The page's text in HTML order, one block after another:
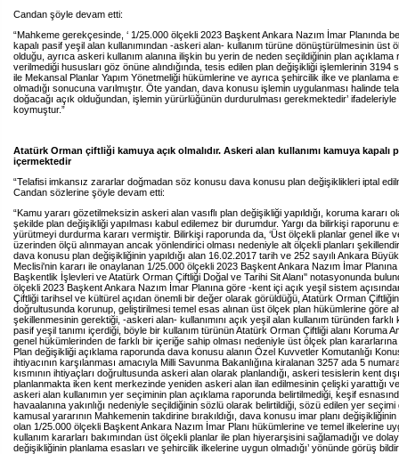
Candan şöyle devam etti:
“Mahkeme gerekçesinde, ‘ 1/25.000 ölçekli 2023 Başkent Ankara Nazım İmar Planında
kapalı pasif yeşil alan kullanımından -askeri alan- kullanım türüne dönüştürülmesinin üst
olduğu, ayrıca askeri kullanım alanına ilişkin bu yerin de neden seçildiğinin plan
verilmediği hususları göz önüne alındığında, tesis edilen plan değişikliği işlemlerinin 3194
ile Mekansal Planlar Yapım Yönetmeliği hükümlerine ve ayrıca şehircilik ilke ve planlama
olmadığı sonucuna varılmıştır. Öte yandan, dava konusu işlemin uygulanması halinde
doğacağı açık olduğundan, işlemin yürürlüğünün durdurulması gerekmektedir’
koymuştur.”
Atatürk Orman çiftliği kamuya açık olmalıdır. Askeri alan kullanımı kamuya kapalı
içermektedir
“Telafisi imkansız zararlar doğmadan söz konusu dava konusu plan değişiklikleri iptal
Candan sözlerine şöyle devam etti:
“Kamu yararı gözetilmeksizin askeri alan vasıflı plan değişikliği yapıldığı, koruma kararı
şekilde plan değişikliği yapılması kabul edilemez bir durumdur. Yargı da bilirkişi raporunu
yürütmeyi durdurma kararı vermiştir. Bilirkişi raporunda da, ‘Üst ölçekli planlar genel ilke
üzerinden ölçü alınmayan ancak yönlendirici olması nedeniyle alt ölçekli planları
dava konusu plan değişikliğinin yapıldığı alan 16.02.2017 tarih ve 252 sayılı Ankara
Meclisi'nin kararı ile onaylanan 1/25.000 ölçekli 2023 Başkent Ankara Nazım İmar
Başkentlik İşlevleri ve Atatürk Orman Çiftliği Doğal ve Tarihi Sit Alanı'' notasyonunda
ölçekli 2023 Başkent Ankara Nazım İmar Planına göre -kent içi açık yeşil sistem
Çiftliği tarihsel ve kültürel açıdan önemli bir değer olarak görüldüğü, Atatürk Orman
doğrultusunda korunup, geliştirilmesi temel esas alınan üst ölçek plan hükümlerine göre
şekillenmesinin gerektiği, -askeri alan- kullanımını açık yeşil alan kullanım türünden farklı
pasif yeşil tanımı içerdiği, böyle bir kullanım türünün Atatürk Orman Çiftliği alanı Koruma
genel hükümlerinden de farklı bir içeriğe sahip olması nedeniyle üst ölçek plan kararlarına
Plan değişikliği açıklama raporunda dava konusu alanın Özel Kuvvetler Komutanlığı
ihtiyacının karşılanması amacıyla Milli Savunma Bakanlığına kiralanan 3257 ada 5
kısmının ihtiyaçları doğrultusunda askeri alan olarak planlandığı, askeri tesislerin kent
planlanmakta iken kent merkezinde yeniden askeri alan ilan edilmesinin çelişki yarattığı
askeri alan kullanımın yer seçiminin plan açıklama raporunda belirtilmediği, keşif
havaalanına yakınlığı nedeniyle seçildiğinin sözlü olarak belirtildiği, sözü edilen yer
kamusal yararının Mahkemenin takdirine bırakıldığı, dava konusu imar planı
olan 1/25.000 ölçekli Başkent Ankara Nazım İmar Planı hükümlerine ve temel ilkelerine
kullanım kararları bakımından üst ölçekli planlar ile plan hiyerarşisini sağlamadığı ve
değişikliğinin planlama esasları ve şehircilik ilkelerine uygun olmadığı’ yönünde görüş